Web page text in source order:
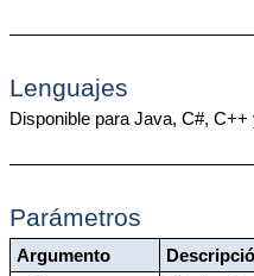
Lenguajes
Disponible para Java, C#,
Parámetros
Argumento